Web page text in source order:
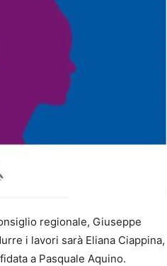
regionale, Giuseppe
i lavori sarà Eliana Ciappina,
a Pasquale Aquino.